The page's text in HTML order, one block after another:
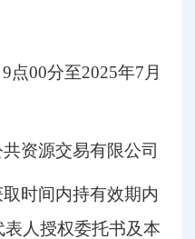
9点00分至2025年7 月
资源交易有限公司
时间内持有效期内
人授权委托书及本